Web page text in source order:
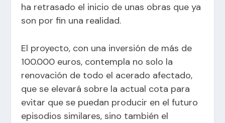
ha retrasado el inicio de unas obras que ya
son por fin una realidad.
El proyecto, con una inversión de más de
100.000 euros, contempla no solo la
renovación de todo el acerado afectado,
que se elevará sobre la actual cota para
evitar que se puedan producir en el futuro
episodios similares, sino también el